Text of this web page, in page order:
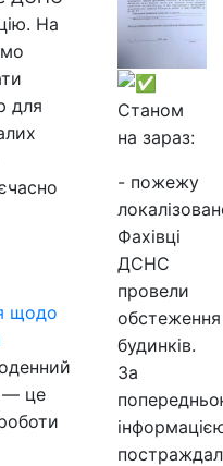
На
для
щодо
— це
Станом
на зараз:
- пожежу
Фахівці
ДСНС
провели
обстеження
будинків.
За